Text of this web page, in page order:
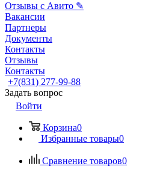
Отзывы с Авито ✎
Вакансии
Партнеры
Документы
Контакты
Отзывы
Контакты
+7(831) 277-99-88
Задать вопрос
Войти
Корзина0
Избранные товары0
Сравнение товаров0